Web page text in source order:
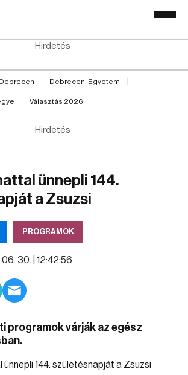
Hirdetés
Debrecen Debreceni Egyetem
Választás 2026
Hirdetés
ünnepli 144.
a Zsuzsi
PROGRAMOK
30. | 12:42:56
programok várják az egész